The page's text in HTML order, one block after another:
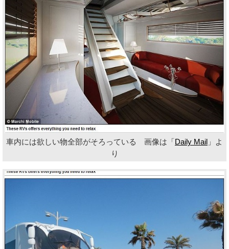
車内には欲しい物全部がそろっている 画像は「Daily Mail 」よ
り